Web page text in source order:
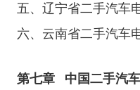
五、辽宁省二手汽车
六、云南省二手汽车
第七章
中国二手汽